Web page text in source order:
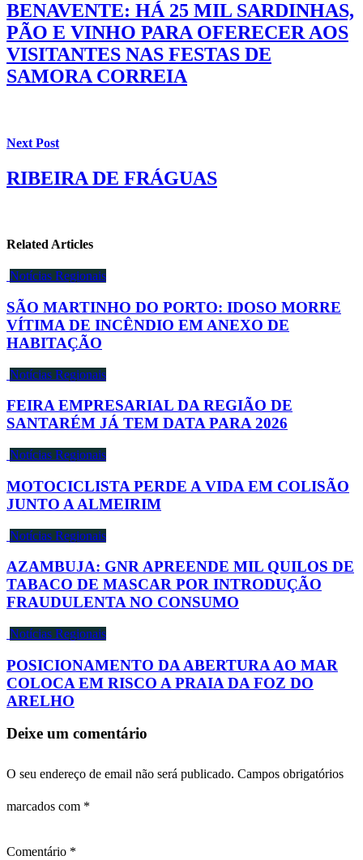
BENAVENTE: HÁ 25 MIL SARDINHAS,
PÃO E VINHO PARA OFERECER AOS
VISITANTES NAS FESTAS DE
SAMORA CORREIA
Next Post
RIBEIRA DE FRÁGUAS
Related Articles
Notícias Regionais
SÃO MARTINHO DO PORTO: IDOSO MORRE
VÍTIMA DE INCÊNDIO EM ANEXO DE
HABITAÇÃO
Notícias Regionais
FEIRA EMPRESARIAL DA REGIÃO DE
SANTARÉM JÁ TEM DATA PARA 2026
Notícias Regionais
MOTOCICLISTA PERDE A VIDA EM COLISÃO
JUNTO A ALMEIRIM
Notícias Regionais
AZAMBUJA: GNR APREENDE MIL QUILOS DE
TABACO DE MASCAR POR INTRODUÇÃO
FRAUDULENTA NO CONSUMO
Notícias Regionais
POSICIONAMENTO DA ABERTURA AO MAR
COLOCA EM RISCO A PRAIA DA FOZ DO
ARELHO
Deixe um comentário
O seu endereço de email não será publicado. Campos obrigatórios
marcados com *
Comentário *